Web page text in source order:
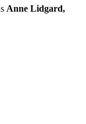
Anne Lidgard,